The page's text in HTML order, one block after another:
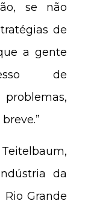
se não
de
a gente
de
problemas,
da
Grande